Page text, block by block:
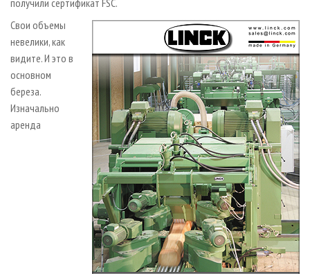
Свои объемы
невелики, как
видите. И это в
основном
береза.
Изначально
аренда